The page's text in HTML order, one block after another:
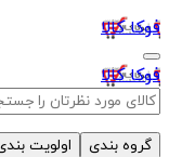
فوکا کالا
فوکا کالا
گروه بندی اولویت